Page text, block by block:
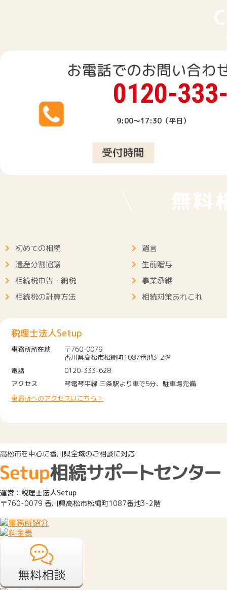
親切で丁寧な対応でした。ありが
専門的なことを教えていただき、
2025.07.28
ラインにて経過の説明等丁寧に対
2024.10.08 説明が分かりやすく、丁寧でした
2024.07.05 良心的な報酬で引き受けてくださ
2024.05.13 説明がとても分かりやすかったで
2023.09.11 私でも分かるように説明していた
2023.08.29
2022.03.23
2022.03.23
0120-
9:00～17:30（平日）
無料
初めての相続
遺産分割協議
相続税申告・納税
相続税の計算方法
遺言
生前贈与
事業承継
相続対策あれこれ
税理士法人Setup
事務所所在地
〒760-0079
香川県高松市松縄町1087番地3-2階
電話
0120-333-628
アクセス
琴電琴平線 三条駅より車で5分、駐車場完備
事務所へのアクセスはこちら＞
高松市を中心に香川県全域のご相談に対応
運営：税理士法人Setup
〒760-0079 香川県高松市松縄町1087番地3-2階